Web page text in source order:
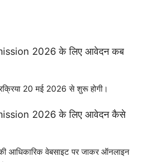
2026 के लिए आवेदन कब
20 मई 2026 से शुरू होगी।
2026 के लिए आवेदन कैसे
की आधिकारिक वेबसाइट पर जाकर ऑनलाइन